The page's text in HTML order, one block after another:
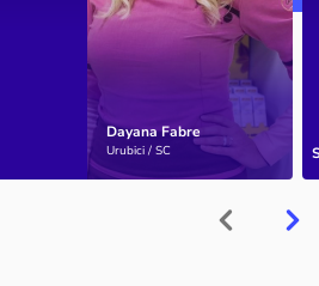
Dayana Fabre
Urubici / SC